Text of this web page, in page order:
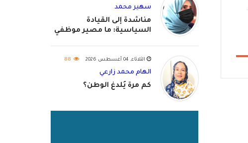
سهير محمد
مناشدة إلى القيادة
السياسية: ما مصير موظفي
الثلاثاء, 04 أغسطس 2026 88
الهام محمد زارعي
كم مرة يُلدغ الوطن؟